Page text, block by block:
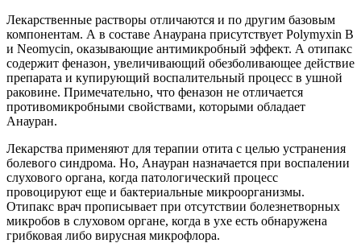
Лекарственные растворы отличаются и по другим базовым
компонентам. А в составе Анаурана присутствует Polymyxin B
и Neomycin, оказывающие антимикробный эффект. А отипакс
содержит феназон, увеличивающий обезболивающее действие
препарата и купирующий воспалительный процесс в ушной
раковине. Примечательно, что феназон не отличается
противомикробными свойствами, которыми обладает
Анауран.
Лекарства применяют для терапии отита с целью устранения
болевого синдрома. Но, Анауран назначается при воспалении
слухового органа, когда патологический процесс
провоцируют еще и бактериальные микроорганизмы.
Отипакс врач прописывает при отсутствии болезнетворных
микробов в слуховом органе, когда в ухе есть обнаружена
грибковая либо вирусная микрофлора.